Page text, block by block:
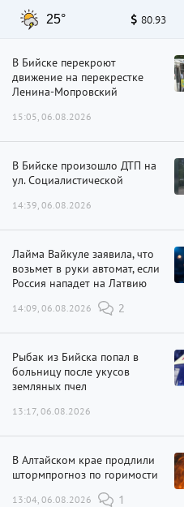
25° 80.93
В Бийске перекроют
движение на перекрестке
Ленина-Мопровский
15:05, 06.08.2026
В Бийске произошло ДТП на
ул. Социалистической
14:39, 06.08.2026
Лайма Вайкуле заявила, что
возьмет в руки автомат, если
Россия нападет на Латвию
14:09, 06.08.2026 2
Рыбак из Бийска попал в
больницу после укусов
земляных пчел
13:17, 06.08.2026
В Алтайском крае продлили
штормпрогноз по горимости
13:04, 06.08.2026 1